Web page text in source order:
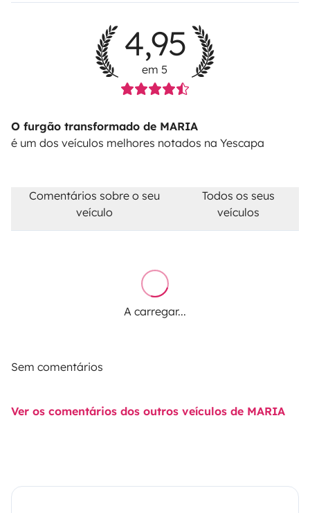
4,95
em 5
O furgão transformado de MARIA
é um dos veículos melhores notados na Yescapa
Comentários sobre o seu
veículo
Todos os seus
veículos
A carregar...
Sem comentários
Ver os comentários dos outros veículos de MARIA